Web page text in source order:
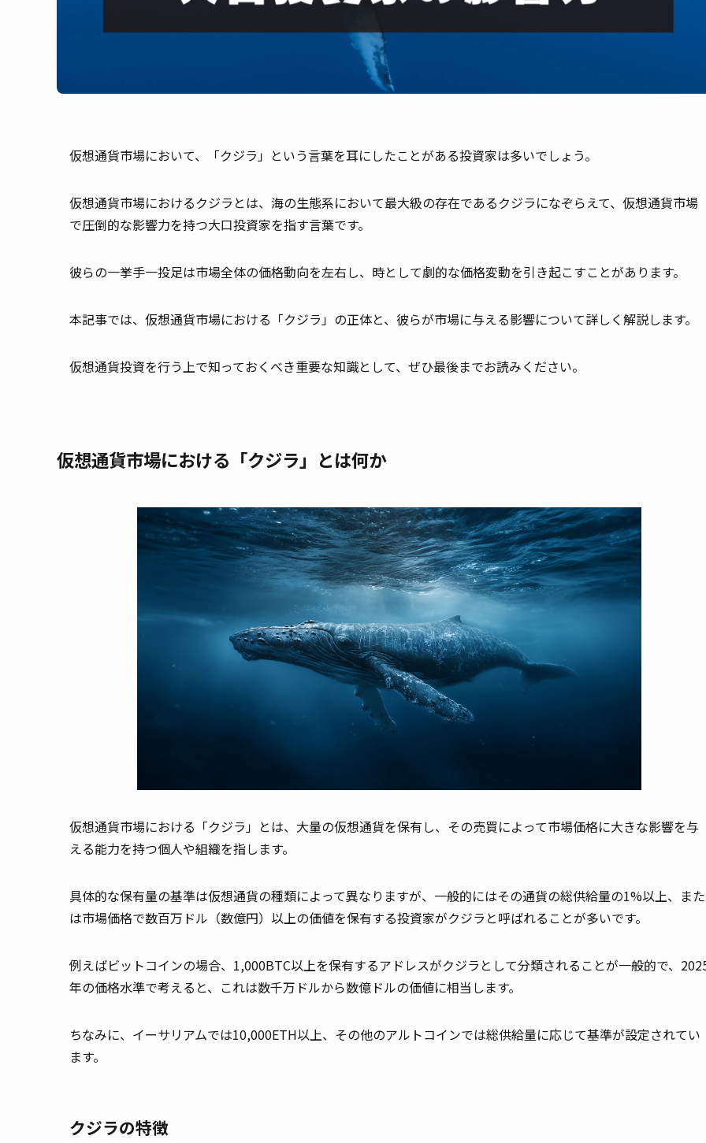
仮想通貨市場において、「クジラ」という言葉を耳にしたことがある投資家は多いでしょう。
仮想通貨市場におけるクジラとは、海の生態系において最大級の存在であるクジラになぞらえて、仮想通貨市場
で圧倒的な影響力を持つ大口投資家を指す言葉です。
彼らの一挙手一投足は市場全体の価格動向を左右し、時として劇的な価格変動を引き起こすことがあります。
本記事では、仮想通貨市場における「クジラ」の正体と、彼らが市場に与える影響について詳しく解説します。
仮想通貨投資を行う上で知っておくべき重要な知識として、ぜひ最後までお読みください。
仮想通貨市場における「クジラ」とは何か
仮想通貨市場における「クジラ」とは、大量の仮想通貨を保有し、その売買によって市場価格に大きな影響を与
える能力を持つ個人や組織を指します。
具体的な保有量の基準は仮想通貨の種類によって異なりますが、一般的にはその通貨の総供給量の1%以上、また
は市場価格で数百万ドル（数億円）以上の価値を保有する投資家がクジラと呼ばれることが多いです。
例えばビットコインの場合、1,000BTC以上を保有するアドレスがクジラとして分類されることが一般的で、
年の価格水準で考えると、これは数千万ドルから数億ドルの価値に相当します。
ちなみに、イーサリアムでは10,000ETH以上、その他のアルトコインでは総供給量に応じて基準が設定されてい
ます。
クジラの特徴